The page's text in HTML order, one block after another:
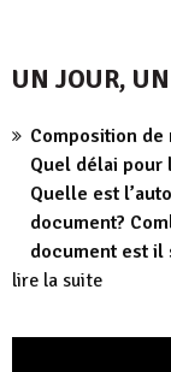
UN JOUR,
Composition de
Quel délai pour
Quelle est
document?
document est il
lire la suite